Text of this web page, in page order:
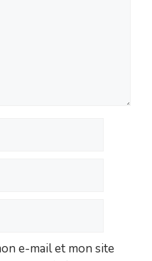
e-mail et mon site